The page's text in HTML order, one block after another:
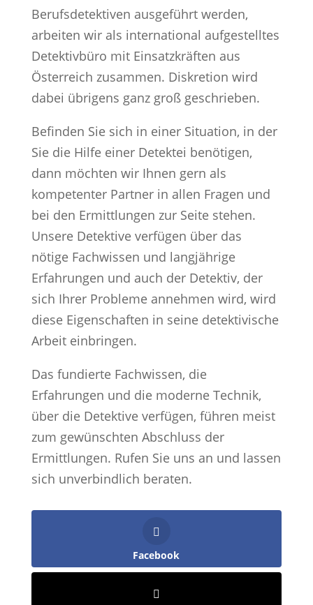
Berufsdetektiven ausgeführt werden,
arbeiten wir als international aufgestelltes
Detektivbüro mit Einsatzkräften aus
Österreich zusammen. Diskretion wird
dabei übrigens ganz groß geschrieben.
Befinden Sie sich in einer Situation, in der
Sie die Hilfe einer Detektei benötigen,
dann möchten wir Ihnen gern als
kompetenter Partner in allen Fragen und
bei den Ermittlungen zur Seite stehen.
Unsere Detektive verfügen über das
nötige Fachwissen und langjährige
Erfahrungen und auch der Detektiv, der
sich Ihrer Probleme annehmen wird, wird
diese Eigenschaften in seine detektivische
Arbeit einbringen.
Das fundierte Fachwissen, die
Erfahrungen und die moderne Technik,
über die Detektive verfügen, führen meist
zum gewünschten Abschluss der
Ermittlungen. Rufen Sie uns an und lassen
sich unverbindlich beraten.
Facebook